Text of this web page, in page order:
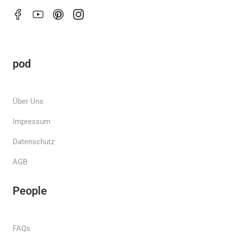
pod
Über Uns
Impressum
Datenschutz
AGB
People
FAQs